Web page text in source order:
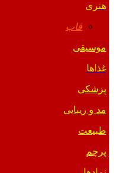
هنری
قاب
موسیقی
غذاها
پزشکی
مد و زیبایی
طبیعت
پرچم